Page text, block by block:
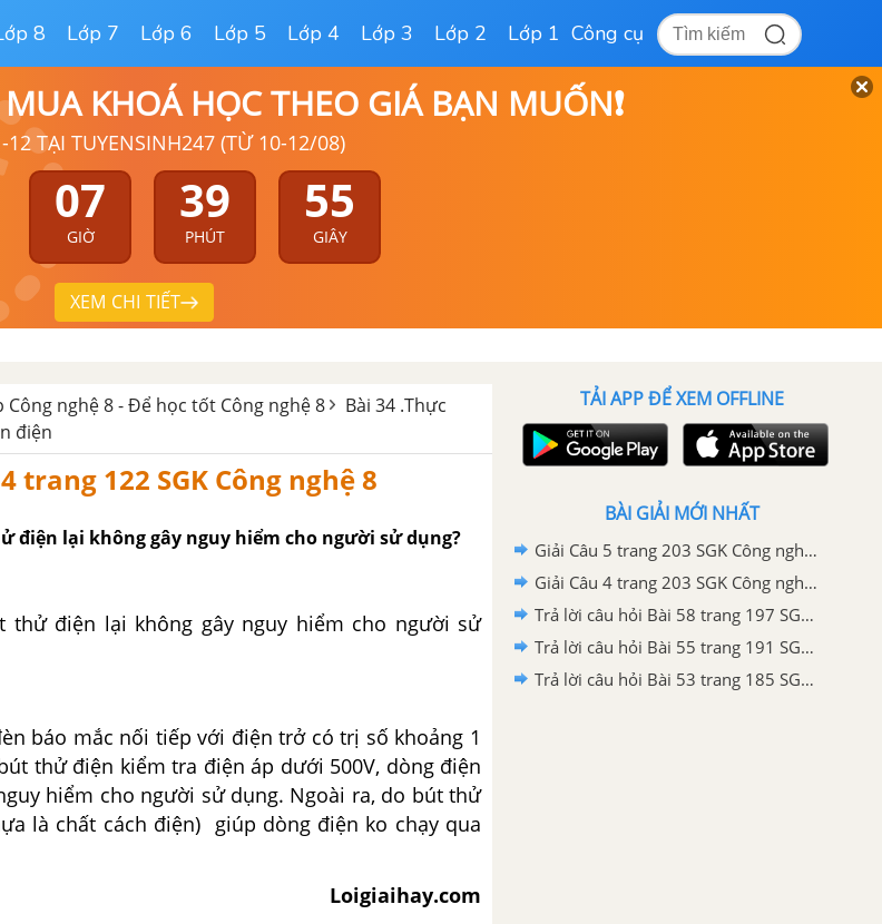
8 Lớp 7 Lớp 6 Lớp 5 Lớp 4 Lớp 3 Lớp 2 Lớp 1 Công cụ
KHOÁ HỌC THEO GIÁ BẠN MUỐN❗
12 TẠI TUYENSINH247 (TỪ 10-12/08)
07
GIỜ
39
PHÚT
54
GIÂY
XEM CHI TIẾT
Công nghệ 8 - Để học tốt Công nghệ 8
Bài 34 .Thực
điện
trang 122 SGK Công nghệ 8
điện lại không gây nguy hiểm cho người sử dụng?
thử điện lại không gây nguy hiểm cho người sử
báo mắc nối tiếp với điện trở có trị số khoảng 1
thử điện kiểm tra điện áp dưới 500V, dòng điện
hiểm cho người sử dụng. Ngoài ra, do bút thử
là chất cách điện) giúp dòng điện ko chạy qua
Loigiaihay.com
TẢI APP ĐỂ XEM OFFLINE
BÀI GIẢI MỚI NHẤT
Giải Câu 5 trang 203 SGK Công nghệ 8
Giải Câu 4 trang 203 SGK Công nghệ 8
Trả lời câu hỏi Bài 58 trang 197 SGK Công nghệ 8
Trả lời câu hỏi Bài 55 trang 191 SGK Công nghệ 8
Trả lời câu hỏi Bài 53 trang 185 SGK Công nghệ 8